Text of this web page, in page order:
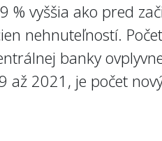
% vyššia ako pred
nehnuteľností. Počet
banky
až 2021, je počet